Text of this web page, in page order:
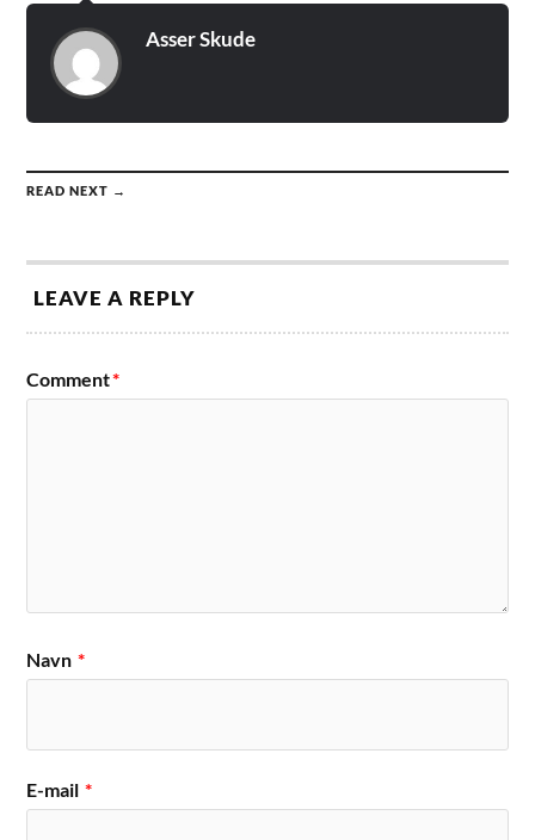
Asser Skude
READ NEXT →
LEAVE A REPLY
Comment*
Navn *
E-mail *